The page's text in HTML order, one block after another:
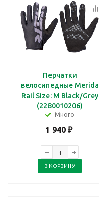
Перчатки
велосипедные Merida
Rail Size: M Black/Grey
(2280010206)
Много
1 940₽
В КОРЗИНУ